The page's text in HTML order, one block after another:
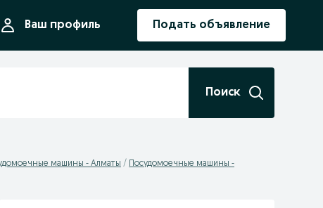
Ваш профиль Подать объявление
Поиск
машины - Алматы
Посудомоечные машины -